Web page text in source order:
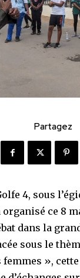
Partagez
4, sous
organisé ce 8
dans la
sous le
»,